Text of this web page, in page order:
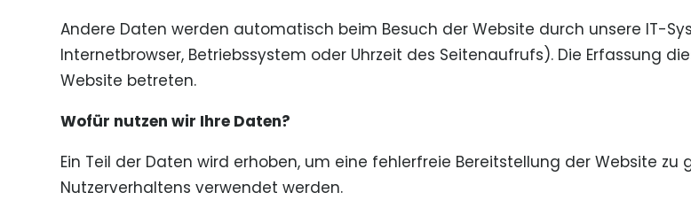
Andere Daten werden automatisch beim Besuch der Website durch unsere IT-
Internetbrowser, Betriebssystem oder Uhrzeit des Seitenaufrufs). Die Erfassung
Website betreten.
Wofür nutzen wir Ihre Daten?
Ein Teil der Daten wird erhoben, um eine fehlerfreie Bereitstellung der Website zu
Nutzerverhaltens verwendet werden.